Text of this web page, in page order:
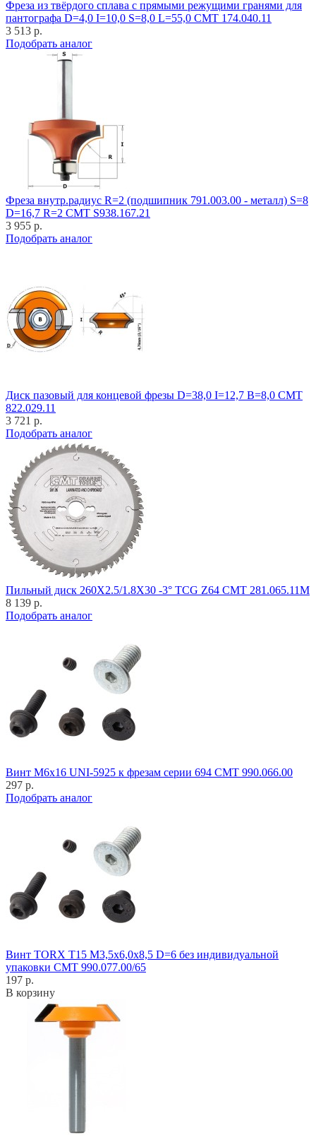
Фреза из твёрдого сплава с прямыми режущими гранями для
пантографа D=4,0 I=10,0 S=8,0 L=55,0 CMT 174.040.11
3 513 р.
Подобрать аналог
Фреза внутр.радиус R=2 (подшипник 791.003.00 - металл) S=8
D=16,7 R=2 CMT S938.167.21
3 955 р.
Подобрать аналог
Диск пазовый для концевой фрезы D=38,0 I=12,7 B=8,0 CMT
822.029.11
3 721 р.
Подобрать аналог
Пильный диск 260X2.5/1.8X30 -3° TCG Z64 CMT 281.065.11M
8 139 р.
Подобрать аналог
Винт M6x16 UNI-5925 к фрезам серии 694 CMT 990.066.00
297 р.
Подобрать аналог
Винт TORX T15 M3,5x6,0x8,5 D=6 без индивидуальной
упаковки CMT 990.077.00/65
197 р.
В корзину